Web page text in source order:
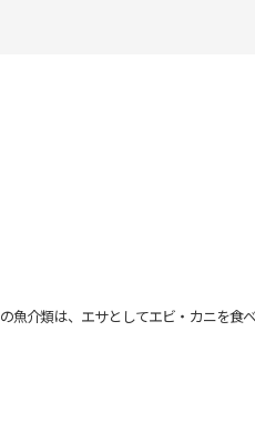
介類は、エサとしてエビ・カニを食べ